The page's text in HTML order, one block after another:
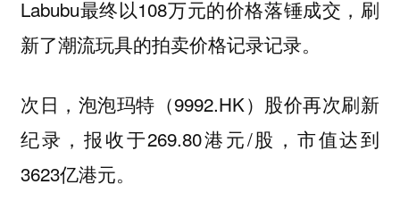
Labubu最终以108万元的价格落锤成交，刷
新了潮流玩具的拍卖价格记录记录。
次日，泡泡玛特（9992.HK）股价再次刷新
纪录，报收于269.80港元/股，市值达到
3623亿港元。